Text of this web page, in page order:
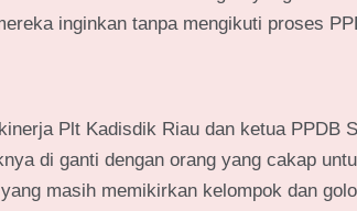
inginkan tanpa mengikuti proses
Plt Kadisdik Riau dan ketua PPDB
di ganti dengan orang yang cakap
masih memikirkan kelompok dan